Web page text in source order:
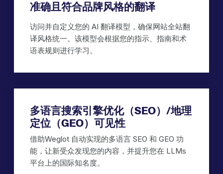
准确且符合品牌风格的翻译
访问并自定义您的 AI 翻译模型，确保网站全站翻
译风格统一。该模型会根据您的指示、指南和术
语表规则进行学习。
多语言搜索引擎优化（SEO）/地理
定位（GEO）可见性
借助Weglot 自动实现的多语言 SEO 和 GEO 功
能，让新受众发现您的内容，并提升您在 LLMs
平台上的国际知名度。